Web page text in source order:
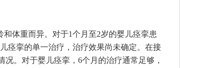
体重而异。对于1个月至2岁的婴儿痉挛患
痉挛的单一治疗，治疗效果尚未确定。在接
。对于婴儿痉挛，6个月的治疗通常足够，